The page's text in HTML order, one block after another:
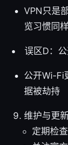
VPN只是
览习惯同
误区D：
公开Wi-Fi
据被劫持
维护与更
定期检